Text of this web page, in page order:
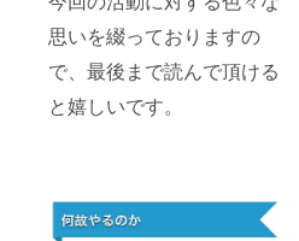
思いを綴っておりますの
で、最後まで読んで頂ける
と嬉しいです。